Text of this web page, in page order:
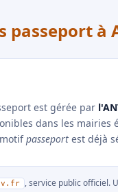
à
est gérée par
dans les mairies
passeport est déjà
, service public officiel.